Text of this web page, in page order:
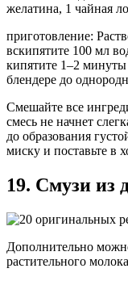
желатина, 1 чайная
приготовление:
вскипятите 100 мл
кипятите 1–2
блендере до
Смешайте все
смесь не начнет
до образования
миску и поставьте в
19. Смузи
Дополнительно
растительного